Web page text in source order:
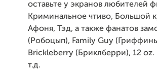
оставьте у экранов любителей
Криминальное чтиво, Большой
Афоня, Тэд, а также фанатов
(Робоцып), Family Guy
Brickleberry (Бриклберри), 12
т.д.